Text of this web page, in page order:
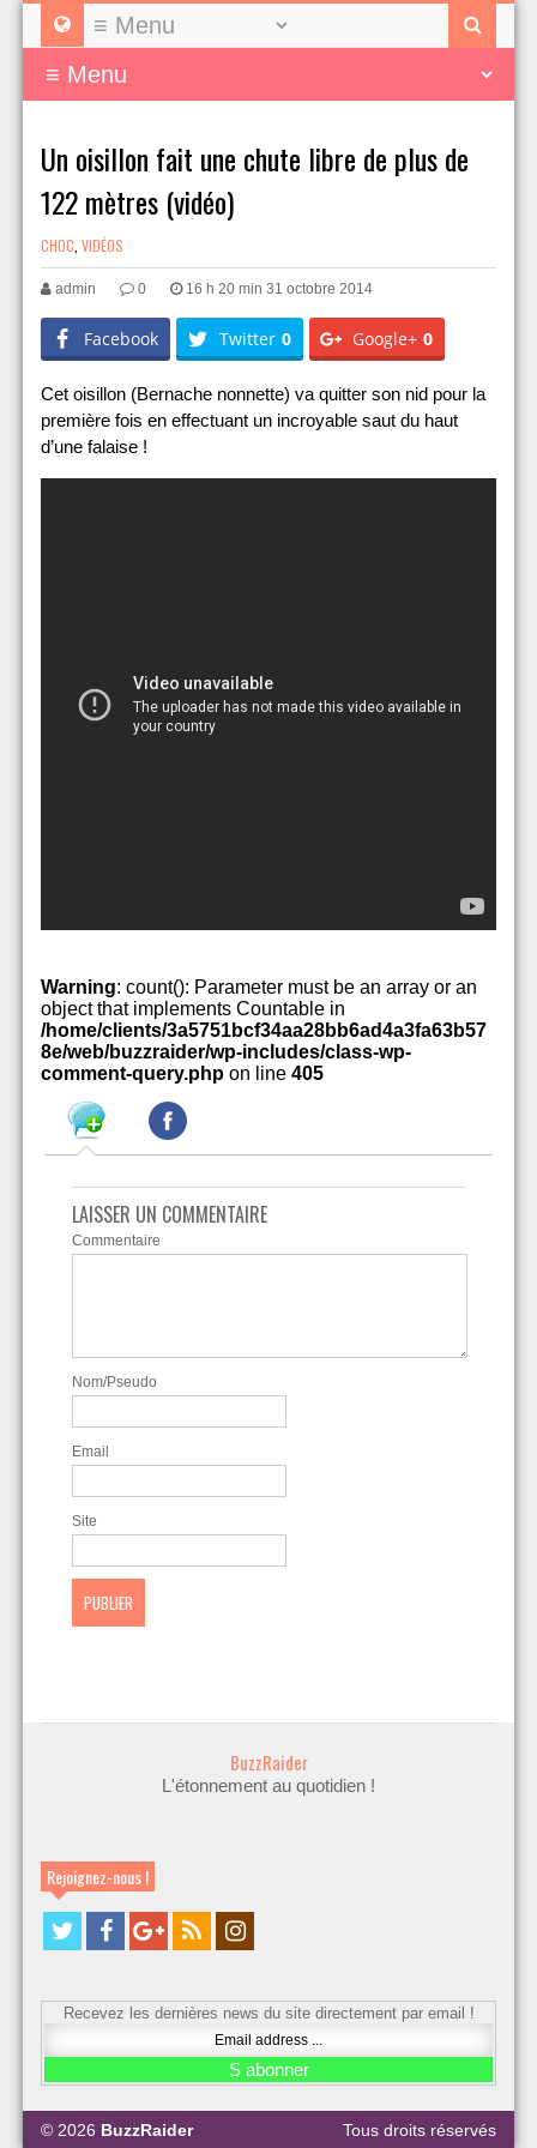
Un oisillon fait une chute libre de plus de
122 mètres (vidéo)
CHOC VIDÉOS
admin 0 16 h 20 min 31 octobre 2014
Facebook Twitter 0 Google+ 0
Cet oisillon (Bernache nonnette) va quitter son nid pour la
première fois en effectuant un incroyable saut du haut
d’une falaise !
Warning: count(): Parameter must be an array or an
object that implements Countable in
/home/clients/3a5751bcf34aa28bb6ad4a3fa63b57
8e/web/buzzraider/wp-includes/class-wp-
comment-query.php on line 405
LAISSER UN COMMENTAIRE
Commentaire
Nom/Pseudo
Email
Site
BuzzRaider
L'étonnement au quotidien !
Rejoignez-nous !
Recevez les dernières news du site directement par email !
© 2026 BuzzRaider Tous droits réservés